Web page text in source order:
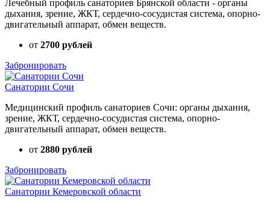
Лечебный профиль санаториев Брянской области - органы
дыхания, зрение, ЖКТ, сердечно-сосудистая система, опорно-
двигательный аппарат, обмен веществ.
от 2700 рублей
Забронировать
Санатории Сочи
Медицинский профиль санаториев Сочи: органы дыхания,
зрение, ЖКТ, сердечно-сосудистая система, опорно-
двигательный аппарат, обмен веществ.
от 2880 рублей
Забронировать
Санатории Кемеровской области